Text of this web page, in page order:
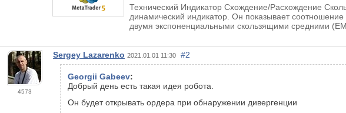
Технический Индикатор Схождение/Расхождение
динамический индикатор. Он показывает
двумя экспоненциальными скользящими средними
4573
Sergey Lazarenko 2021.01.01 11:30 #2
Georgii Gabeev:
Добрый день есть такая идея робота.
Он будет открывать ордера при обнаружении дивергенции